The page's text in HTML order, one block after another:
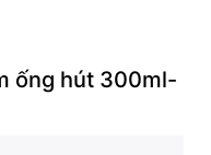
ống hút 300ml-